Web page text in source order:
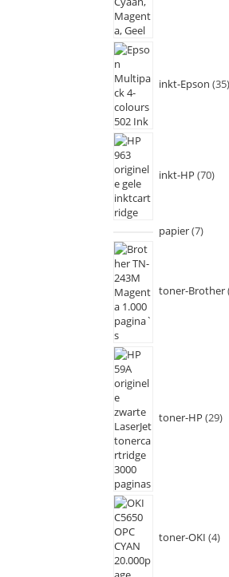
inkt-Epson 35
inkt-HP 70
papier 7
toner-Brother
toner-HP 29
toner-OKI 4